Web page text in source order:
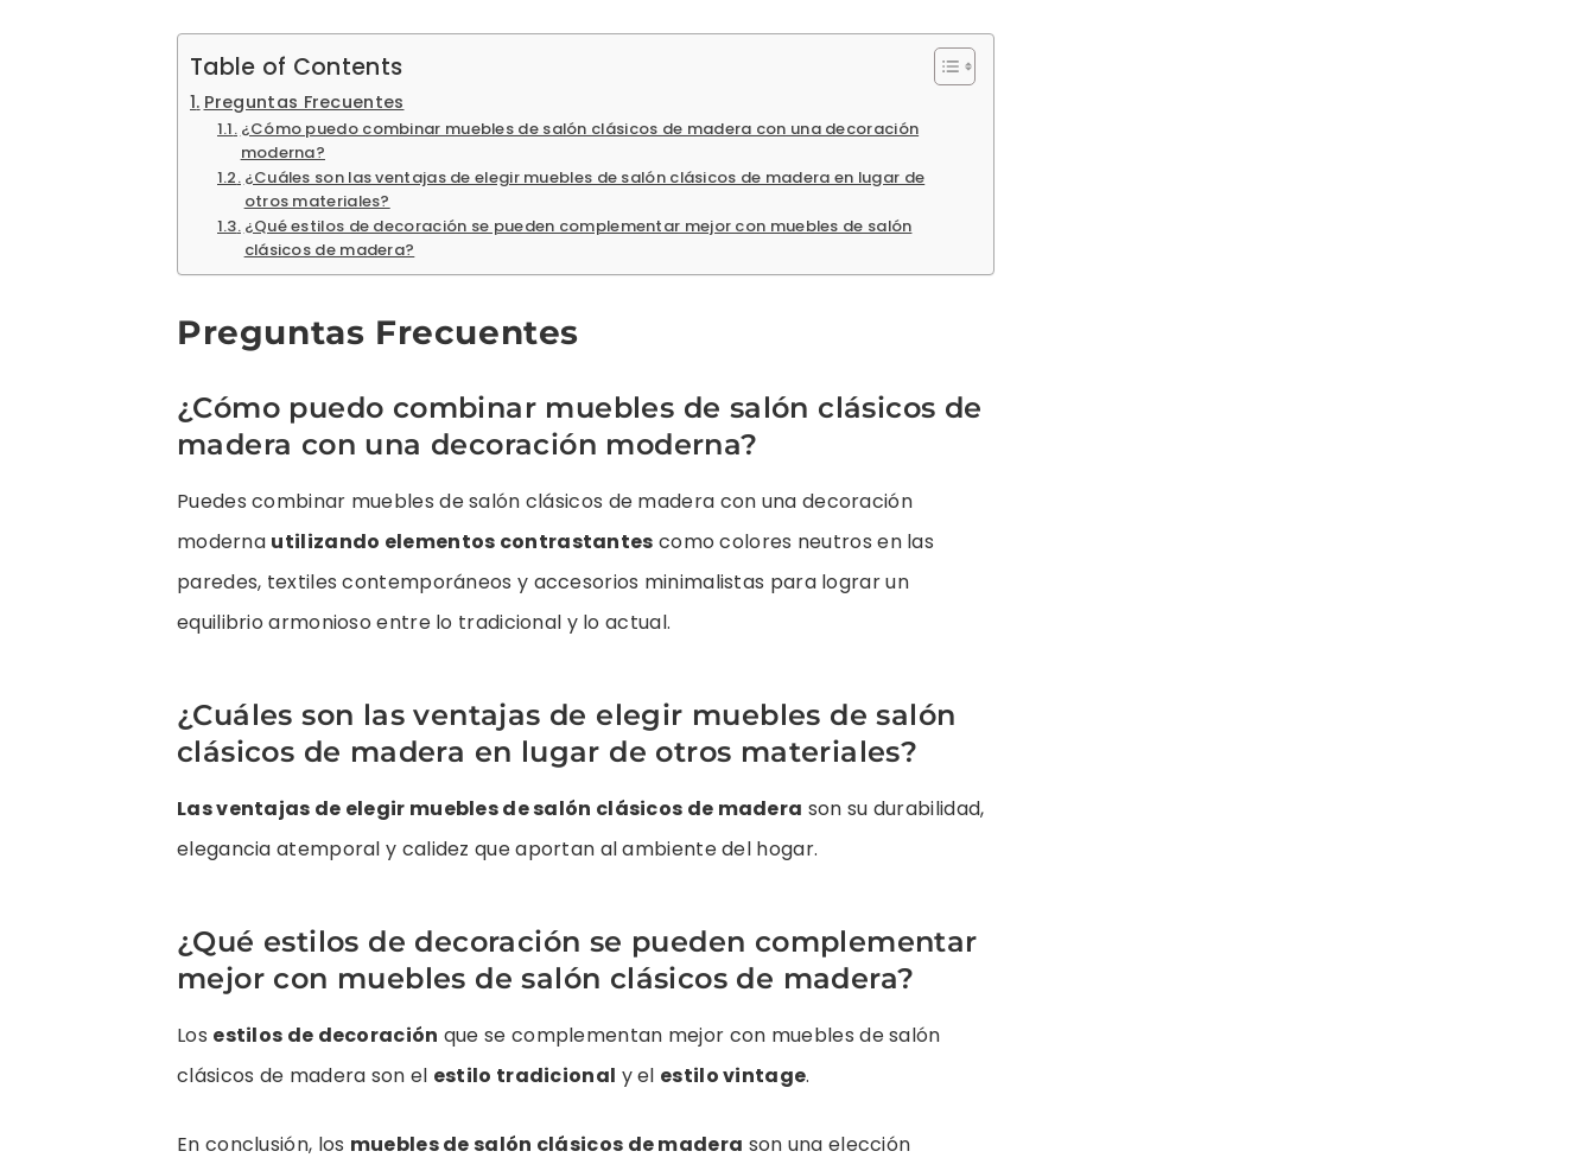
Table of Contents
Preguntas Frecuentes
¿Cómo puedo combinar muebles de salón clásicos de madera con una decoración
moderna?
¿Cuáles son las ventajas de elegir muebles de salón clásicos de madera en lugar de
otros materiales?
¿Qué estilos de decoración se pueden complementar mejor con muebles de salón
clásicos de madera?
Preguntas Frecuentes
¿Cómo puedo combinar muebles de salón clásicos de
madera con una decoración moderna?
Puedes combinar muebles de salón clásicos de madera con una decoración
moderna utilizando elementos contrastantes como colores neutros en las
paredes, textiles contemporáneos y accesorios minimalistas para lograr un
equilibrio armonioso entre lo tradicional y lo actual.
¿Cuáles son las ventajas de elegir muebles de salón
clásicos de madera en lugar de otros materiales?
Las ventajas de elegir muebles de salón clásicos de madera son su durabilidad,
elegancia atemporal y calidez que aportan al ambiente del hogar.
¿Qué estilos de decoración se pueden complementar
mejor con muebles de salón clásicos de madera?
Los estilos de decoración que se complementan mejor con muebles de salón
clásicos de madera son el estilo tradicional y el estilo vintage.
En conclusión, los muebles de salón clásicos de madera son una elección